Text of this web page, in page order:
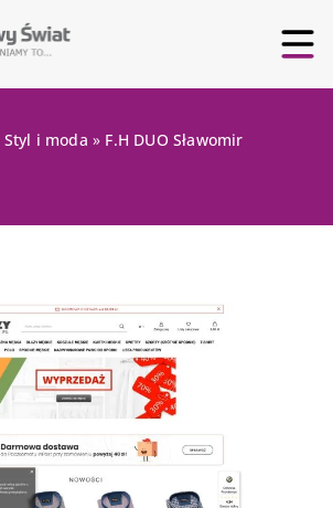
Styl i moda » F.H DUO Sławomir